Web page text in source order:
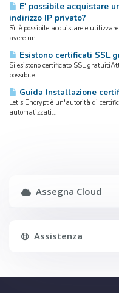
E' possibile acquistare
indirizzo IP privato?
Sì, è possibile acquistare e
avere un...
Esistono certificati SSL
Si esistono certificato SSL
possibile...
Guida Installazione
Let's Encrypt è un'autorità di
automatizzati...
Assegna Cloud
Assistenza